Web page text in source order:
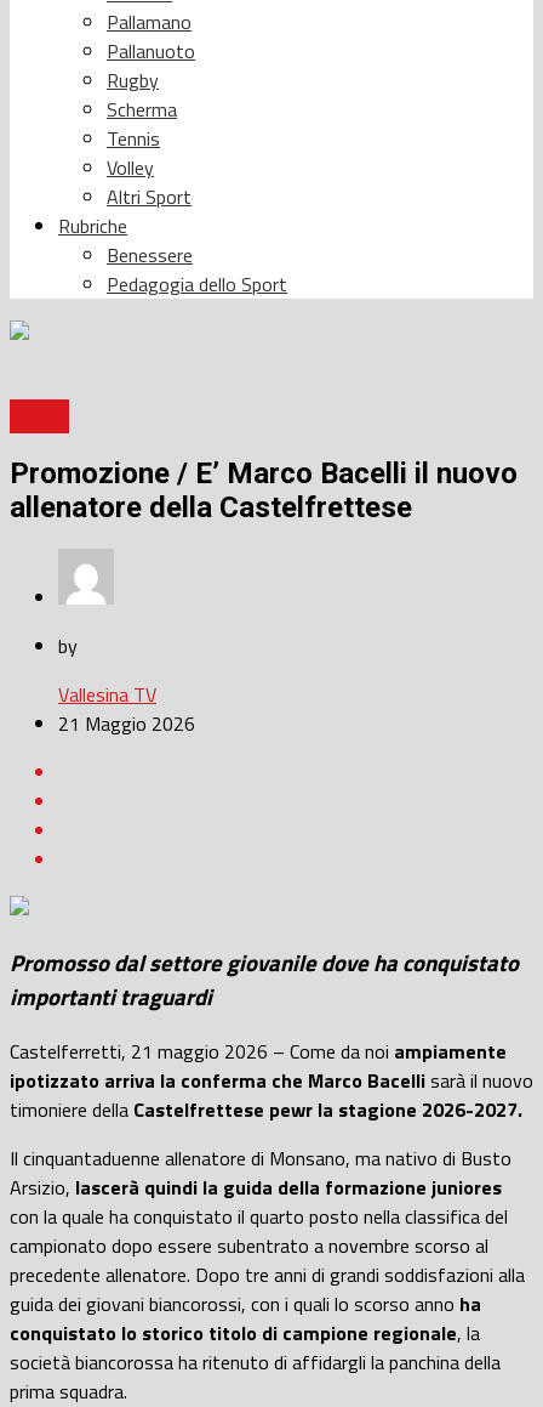
Pallamano
Pallanuoto
Rugby
Scherma
Tennis
Volley
Altri Sport
Rubriche
Benessere
Pedagogia dello Sport
Promozione / E’ Marco Bacelli il nuovo
allenatore della Castelfrettese
by
Vallesina TV
21 Maggio 2026
Promosso dal settore giovanile dove ha conquistato
importanti traguardi
Castelferretti, 21 maggio 2026 – Come da noi ampiamente
ipotizzato arriva la conferma che Marco Bacellisarà il nuovo
timoniere della Castelfrettese pewr la stagione 2026-2027.
Il cinquantaduenne allenatore di Monsano, ma nativo di Busto
Arsizio, lascerà quindi la guida della formazione juniores
con la quale ha conquistato il quarto posto nella classifica del
campionato dopo essere subentrato a novembre scorso al
precedente allenatore. Dopo tre anni di grandi soddisfazioni alla
guida dei giovani biancorossi, con i quali lo scorso anno ha
conquistato lo storico titolo di campione regionale, la
società biancorossa ha ritenuto di affidargli la panchina della
prima squadra.